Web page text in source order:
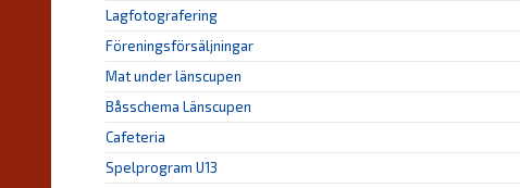
Lagfotografering
Föreningsförsäljningar
Mat under länscupen
Båsschema Länscupen
Cafeteria
Spelprogram U13